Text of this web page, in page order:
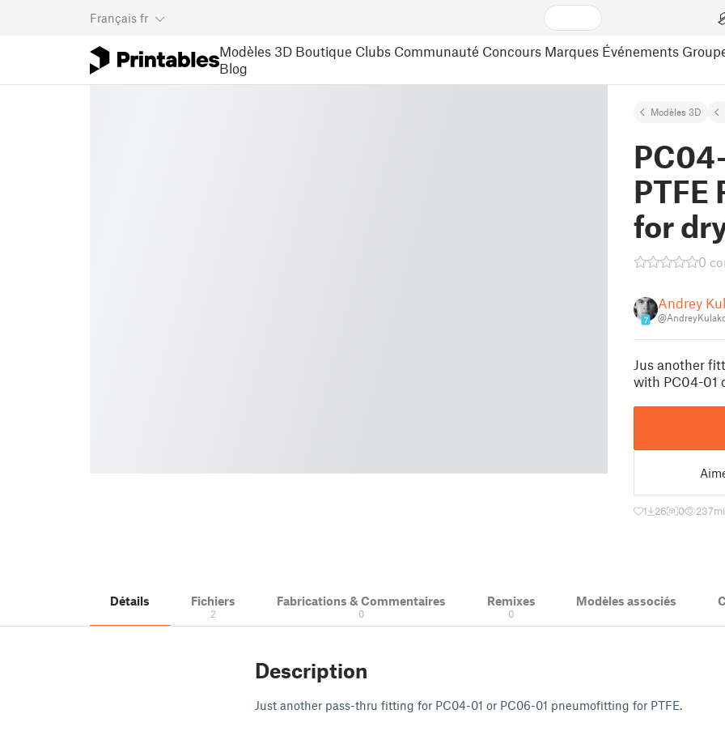
Français fr
Modèles 3D Boutique Clubs Communauté Concours Marques Événements
Blog
Modèles 3D
for
0
7
Andrey
Jus another
with PC04-01
1 26 0 237
Détails Fichiers
2
Fabrications & Commentaires
0
Remixes
0
Modèles associés
Description
Just another pass-thru fitting for PC04-01 or PC06-01 pneumofitting for PTFE.